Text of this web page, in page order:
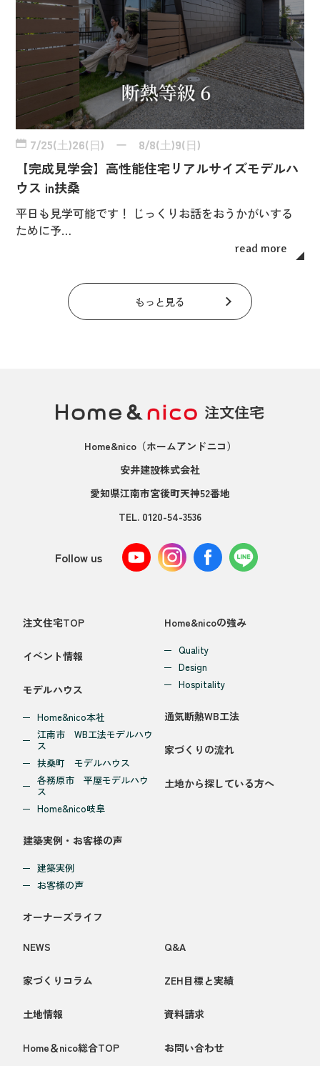
7/25(土)26(日) ー 8/8(土)9(日)
【完成見学会】高性能住宅リアルサイズモデルハ
ウス in扶桑
平日も見学可能です！ じっくりお話をおうかがいする
ために予…
read more
もっと見る
Home&nico（ホームアンドニコ）
安井建設株式会社
愛知県江南市宮後町天神52番地
TEL. 0120-54-3536
Follow us
注文住宅TOP
イベント情報
モデルハウス
Home&nico本社
江南市 WB工法モデルハウ
ス
扶桑町 モデルハウス
各務原市 平屋モデルハウ
ス
Home&nico岐阜
建築実例・お客様の声
建築実例
お客様の声
オーナーズライフ
Home&nicoの強み
Quality
Design
Hospitality
通気断熱WB工法
家づくりの流れ
土地から探している方へ
NEWS
家づくりコラム
土地情報
Home＆nico総合TOP
Q&A
ZEH目標と実績
資料請求
お問い合わせ